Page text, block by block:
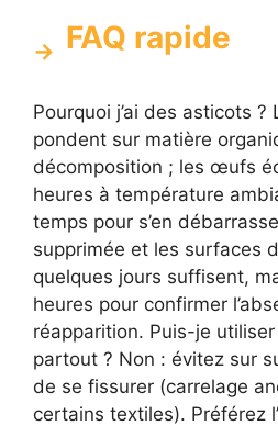
FAQ rapide
Pourquoi j’ai des asticots ?
pondent sur matière
décomposition ; les œufs
heures à température
temps pour s’en
supprimée et les surfaces
quelques jours suffisent,
heures pour confirmer
réapparition. Puis-je utiliser
partout ? Non : évitez sur
de se fissurer (carrelage
certains textiles). Préférez